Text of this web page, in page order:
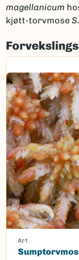
magellanicum
kjøtt-torvmose
Art